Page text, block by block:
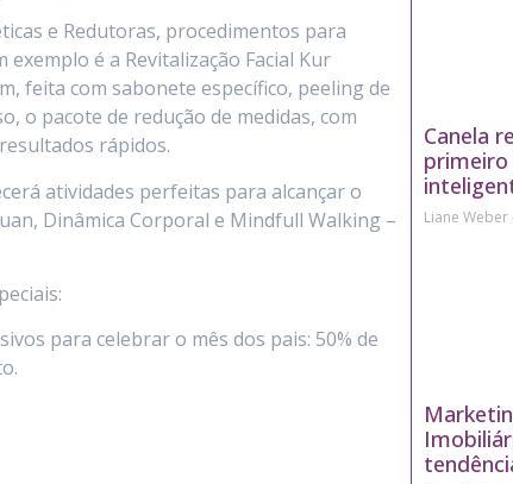
e Redutoras, procedimentos para
é a Revitalização Facial Kur
feita com sabonete específico, peeling de
o pacote de redução de medidas, com
rápidos.
atividades perfeitas para alcançar o
Dinâmica Corporal e Mindfull Walking –
para celebrar o mês dos pais: 50% de
Canela
Liane Weber